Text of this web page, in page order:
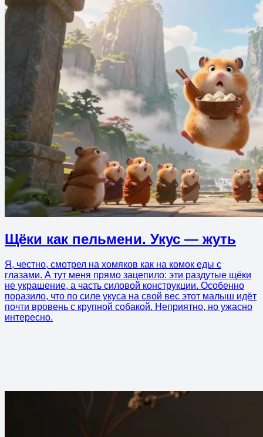
Щёки как пельмени. Укус — жуть
Я, честно, смотрел на хомяков как на комок еды с
глазами. А тут меня прямо зацепило: эти раздутые щёки
не украшение, а часть силовой конструкции. Особенно
поразило, что по силе укуса на свой вес этот малыш идёт
почти вровень с крупной собакой. Неприятно, но ужасно
интересно.